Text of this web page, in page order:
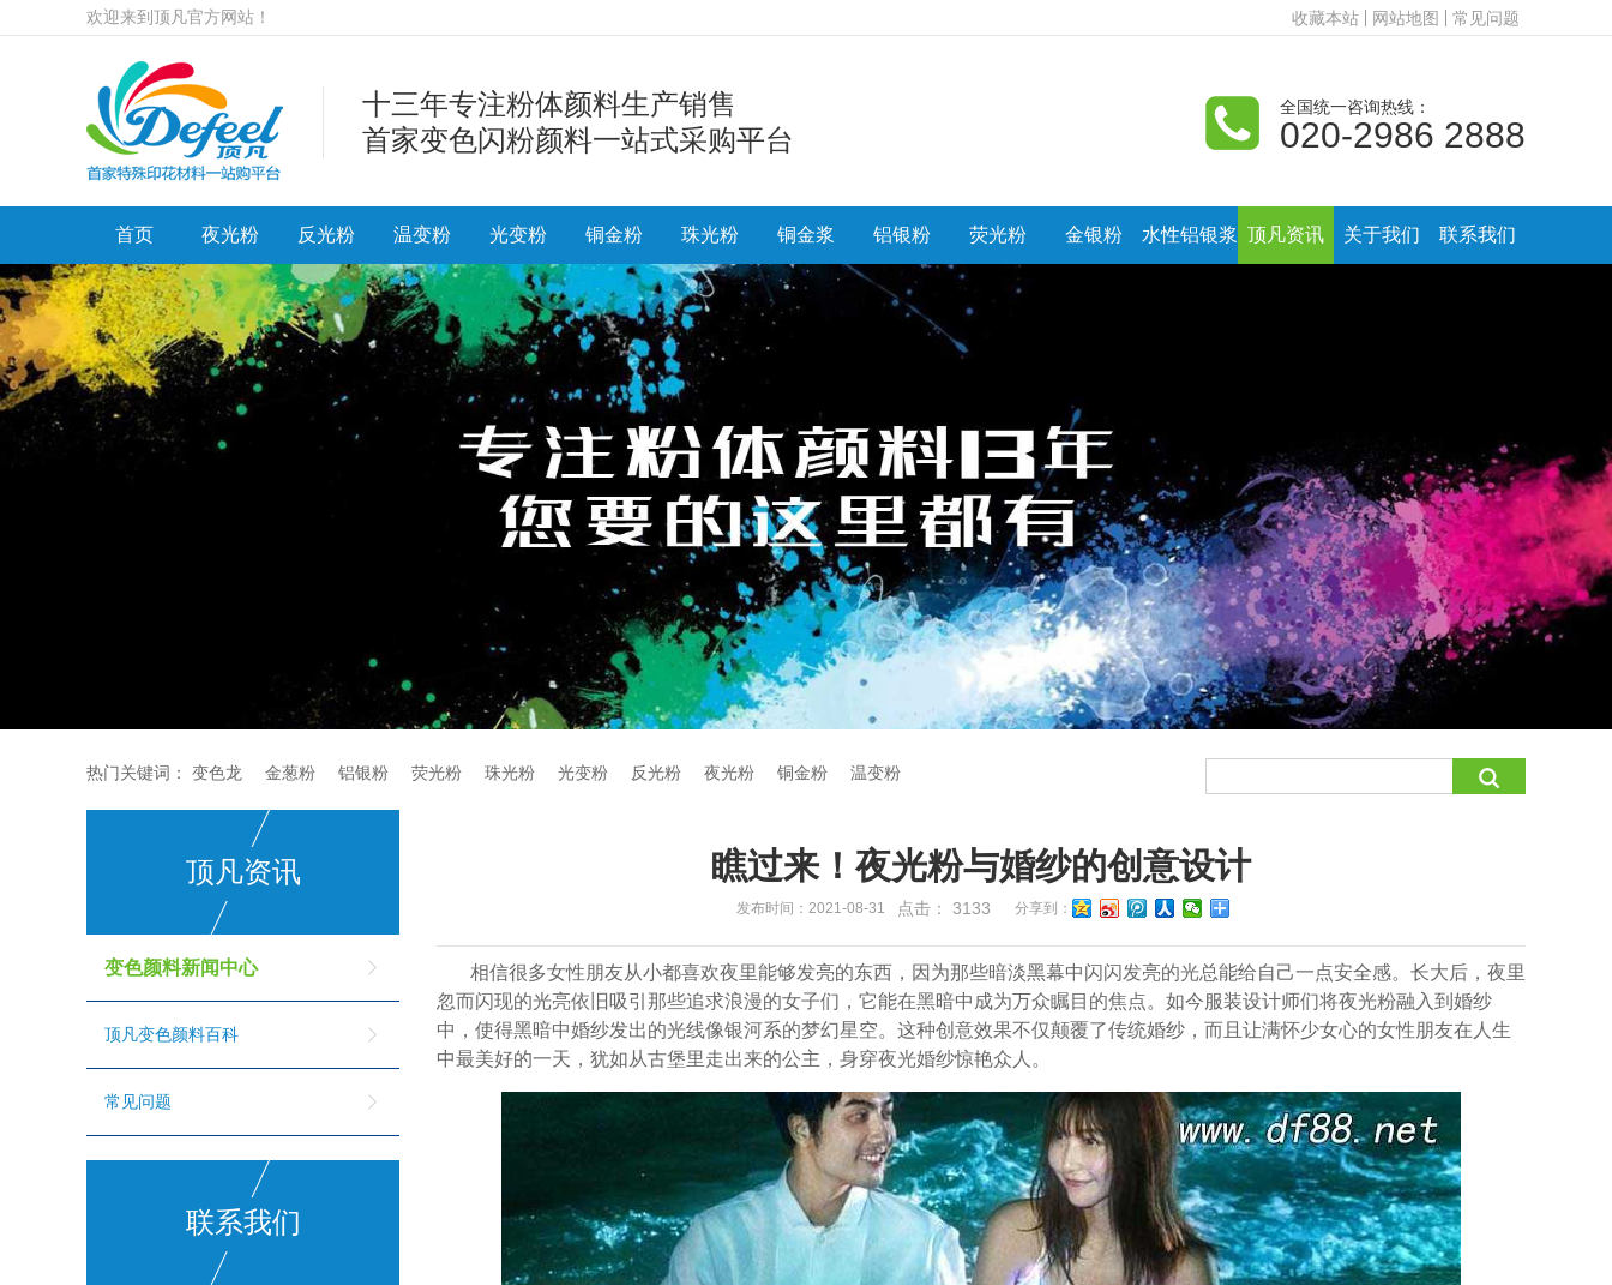
欢迎来到顶凡官方网站！ 收藏本站 网站地图 常见问题
十三年专注粉体颜料生产销售
首家变色闪粉颜料一站式采购平台
全国统一咨询热线：
020-2986 2888
首页 夜光粉 反光粉 温变粉 光变粉 铜金粉 珠光粉 铜金浆 铝银粉 荧光粉 金银粉 水性铝银浆 顶凡资讯 关于我们 联系我们
热门关键词： 变色龙 金葱粉 铝银粉 荧光粉 珠光粉 光变粉 反光粉 夜光粉 铜金粉 温变粉
顶凡资讯
变色颜料新闻中心
顶凡变色颜料百科
常见问题
联系我们
瞧过来！夜光粉与婚纱的创意设计
发布时间：2021-08-31 点击： 3133 分享到：
相信很多女性朋友从小都喜欢夜里能够发亮的东西，因为那些暗淡黑幕中闪闪发亮的光总能给自己一点安全感。长大后，夜里
忽而闪现的光亮依旧吸引那些追求浪漫的女子们，它能在黑暗中成为万众瞩目的焦点。如今服装设计师们将夜光粉融入到婚纱
中，使得黑暗中婚纱发出的光线像银河系的梦幻星空。这种创意效果不仅颠覆了传统婚纱，而且让满怀少女心的女性朋友在人生
中最美好的一天，犹如从古堡里走出来的公主，身穿夜光婚纱惊艳众人。